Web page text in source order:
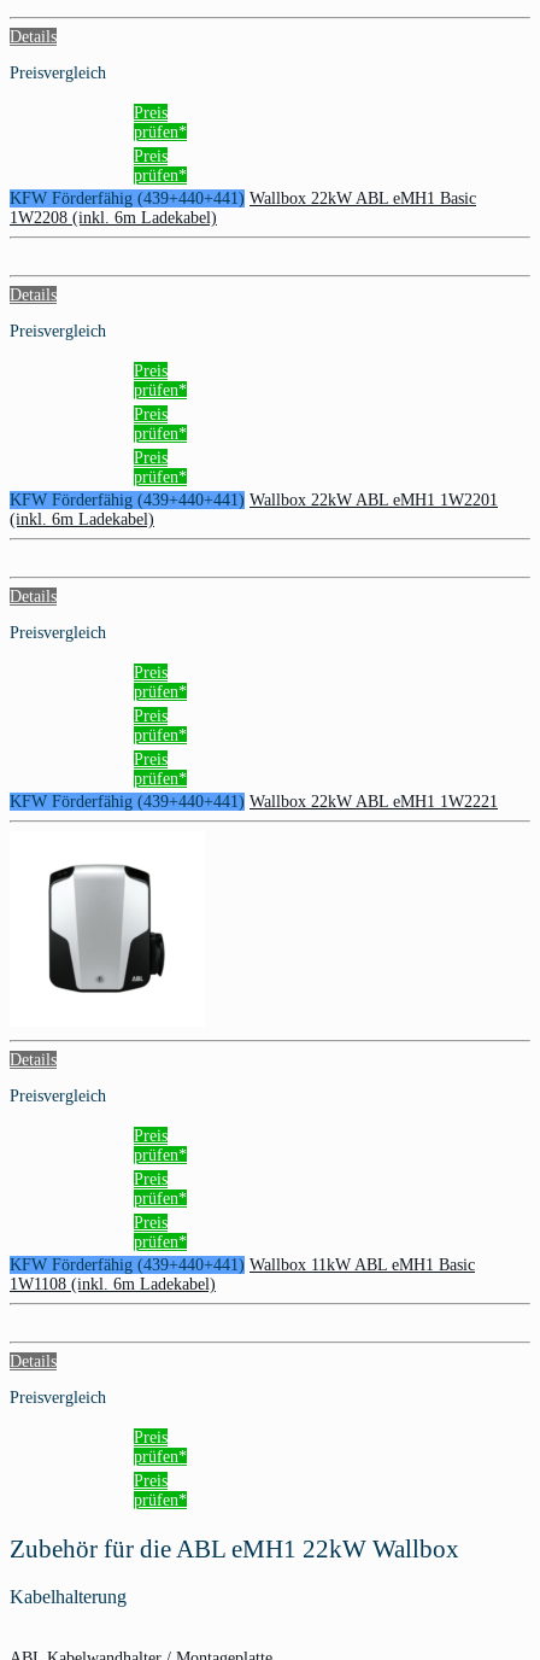
Details
Preisvergleich
Preis
prüfen*
Preis
prüfen*
KFW Förderfähig (439+440+441) Wallbox 22kW ABL eMH1 Basic
1W2208 (inkl. 6m Ladekabel)
Details
Preisvergleich
Preis
prüfen*
Preis
prüfen*
Preis
prüfen*
KFW Förderfähig (439+440+441) Wallbox 22kW ABL eMH1 1W2201
(inkl. 6m Ladekabel)
Details
Preisvergleich
Preis
prüfen*
Preis
prüfen*
Preis
prüfen*
KFW Förderfähig (439+440+441) Wallbox 22kW ABL eMH1 1W2221
Details
Preisvergleich
Preis
prüfen*
Preis
prüfen*
Preis
prüfen*
KFW Förderfähig (439+440+441) Wallbox 11kW ABL eMH1 Basic
1W1108 (inkl. 6m Ladekabel)
Details
Preisvergleich
Preis
prüfen*
Preis
prüfen*
Zubehör für die ABL eMH1 22kW Wallbox
Kabelhalterung